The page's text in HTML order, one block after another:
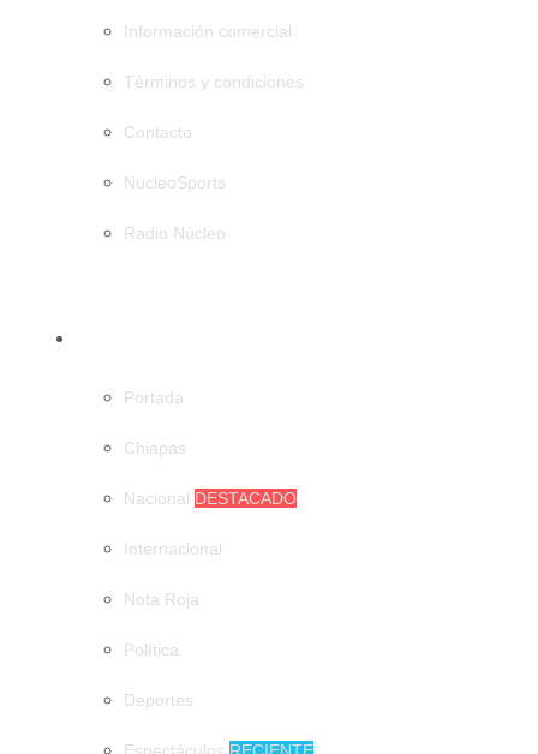
Información comercial
Términos y condiciones
Contacto
NucleoSports
Radio Núcleo
Portada
Chiapas
Nacional DESTACADO
Internacional
Nota Roja
Política
Deportes